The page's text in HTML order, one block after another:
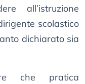
all’istruzione
scolastico
dichiarato sia
che pratica